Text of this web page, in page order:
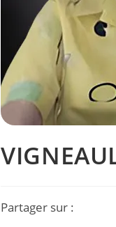
Partager sur :